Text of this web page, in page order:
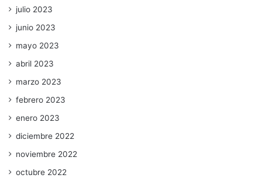
julio 2023
junio 2023
mayo 2023
abril 2023
marzo 2023
febrero 2023
enero 2023
diciembre 2022
noviembre 2022
octubre 2022